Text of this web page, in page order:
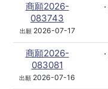
商願2026-
083743
出願2026-07-17
・
商願2026-
083081
出願 2026-07-16
・